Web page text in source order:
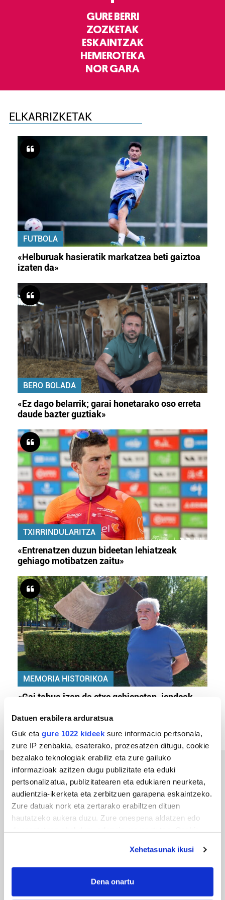
Datuen erabilera arduratsua
Guk eta gure 1022 kideek sure informacio pertsonala,
zure IP zenbakia, esaterako, prozesatzen ditugu, cookie
bezalako teknologiak erabiliz eta zure gailuko
informazioak azitzen dugu publizitate eta eduki
pertsonalizatua, publizitatearen eta edukiaren neurketa,
audientzia-ikerketa eta zerbitzuen garapena eskaintzeko.
Zure datuak nork eta zertarako erabiltzen dituen
hautatzeko aukera duzu. Zure onespena aldatzen edo
If you allow, we would also like to:
Collect information about your geographical
Xehetasunak ikusi
Dena onartu
GURE BERRI
ZOZKETAK
ESKAINTZAK
HEMEROTEKA
NOR GARA
ELKARRIZKETAK
FUTBOLA
«Helburuak hasieratik markatzea beti gaiztoa
izaten da»
BERO BOLADA
«Ez dago belarrik; garai honetarako oso erreta
daude bazter guztiak»
TXIRRINDULARITZA
«Entrenatzen duzun bideetan lehiatzeak
gehiago motibatzen zaitu»
MEMORIA HISTORIKOA
«Gai tabua izan da etxe gehienetan, jendeak
ERREPORTAJEAK